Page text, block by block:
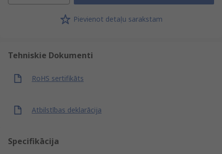
Pievienot detaļu sarakstam
Tehniskie Dokumenti
RoHS sertifikāts
Atbilstības deklarācija
Specifikācija